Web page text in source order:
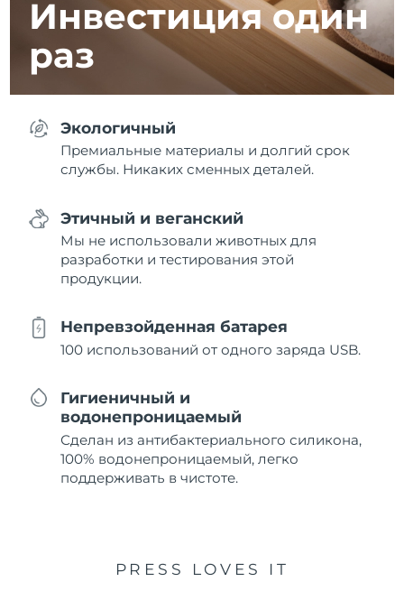
Инвестицияодин
раз
Экологичный
Премиальные материалы и долгий срок
службы. Никаких сменных деталей.
Этичный и веганский
Мы не использовали животных для
разработки и тестирования этой
продукции.
Непревзойденная батарея
100 использований от одного заряда USB.
Гигиеничный и
водонепроницаемый
Сделан из антибактериального силикона,
100% водонепроницаемый, легко
поддерживать в чистоте.
PRESS LOVES IT